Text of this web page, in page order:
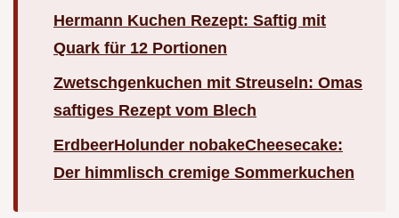
Hermann Kuchen Rezept: Saftig mit
Quark für 12 Portionen
Zwetschgenkuchen mit Streuseln: Omas
saftiges Rezept vom Blech
ErdbeerHolunder nobakeCheesecake:
Der himmlisch cremige Sommerkuchen